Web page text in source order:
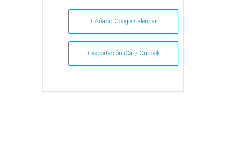
+ Añadir Google Calendar
+ exportación iCal / Outlook